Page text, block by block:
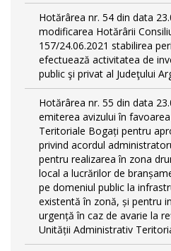
Hotărârea nr. 54 din data
modificarea Hotărârii
157/24.06.2021 stabilirea
efectuează activitatea de
public şi privat al Judeţului
Hotărârea nr. 55 din data
emiterea avizului în
Teritoriale Bogați pentru
privind acordul
pentru realizarea în zona
local a lucrărilor de
pe domeniul public la
existentă în zonă, și pentru
urgență în caz de avarie la
Unității Administrativ